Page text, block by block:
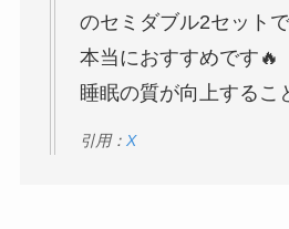
のセミダブル2セット
本当におすすめです🔥
睡眠の質が向上するこ
引用： X